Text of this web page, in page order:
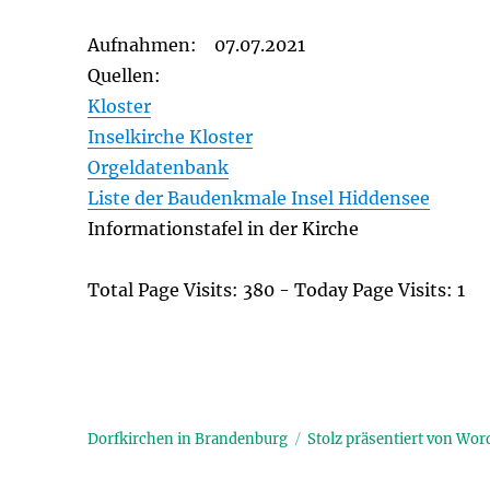
Aufnahmen: 07.07.2021
Quellen:
Kloster
Inselkirche Kloster
Orgeldatenbank
Liste der Baudenkmale Insel Hiddensee
Informationstafel in der Kirche
Total Page Visits: 380 - Today Page Visits: 1
Dorfkirchen in Brandenburg Stolz präsentiert von